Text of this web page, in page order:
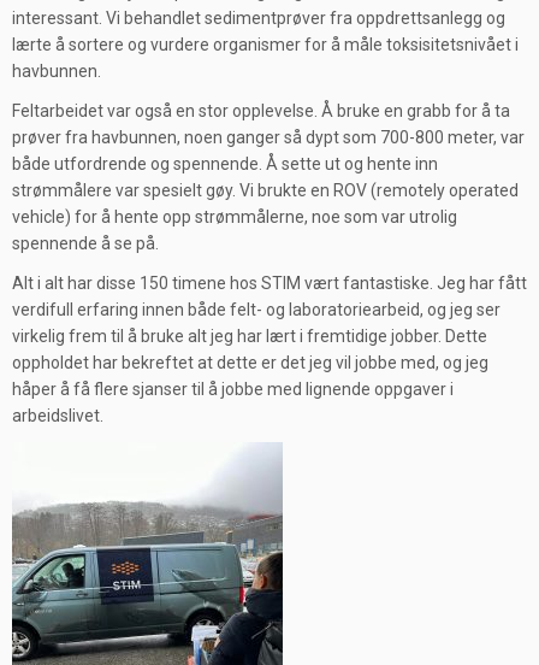
interessant. Vi behandlet sedimentprøver fra oppdrettsanlegg og
lærte å sortere og vurdere organismer for å måle toksisitetsnivået i
havbunnen.
Feltarbeidet var også en stor opplevelse. Å bruke en grabb for å ta
prøver fra havbunnen, noen ganger så dypt som 700-800 meter, var
både utfordrende og spennende. Å sette ut og hente inn
strømmålere var spesielt gøy. Vi brukte en ROV (remotely operated
vehicle) for å hente opp strømmålerne, noe som var utrolig
spennende å se på.
Alt i alt har disse 150 timene hos STIM vært fantastiske. Jeg har fått
verdifull erfaring innen både felt- og laboratoriearbeid, og jeg ser
virkelig frem til å bruke alt jeg har lært i fremtidige jobber. Dette
oppholdet har bekreftet at dette er det jeg vil jobbe med, og jeg
håper å få flere sjanser til å jobbe med lignende oppgaver i
arbeidslivet.